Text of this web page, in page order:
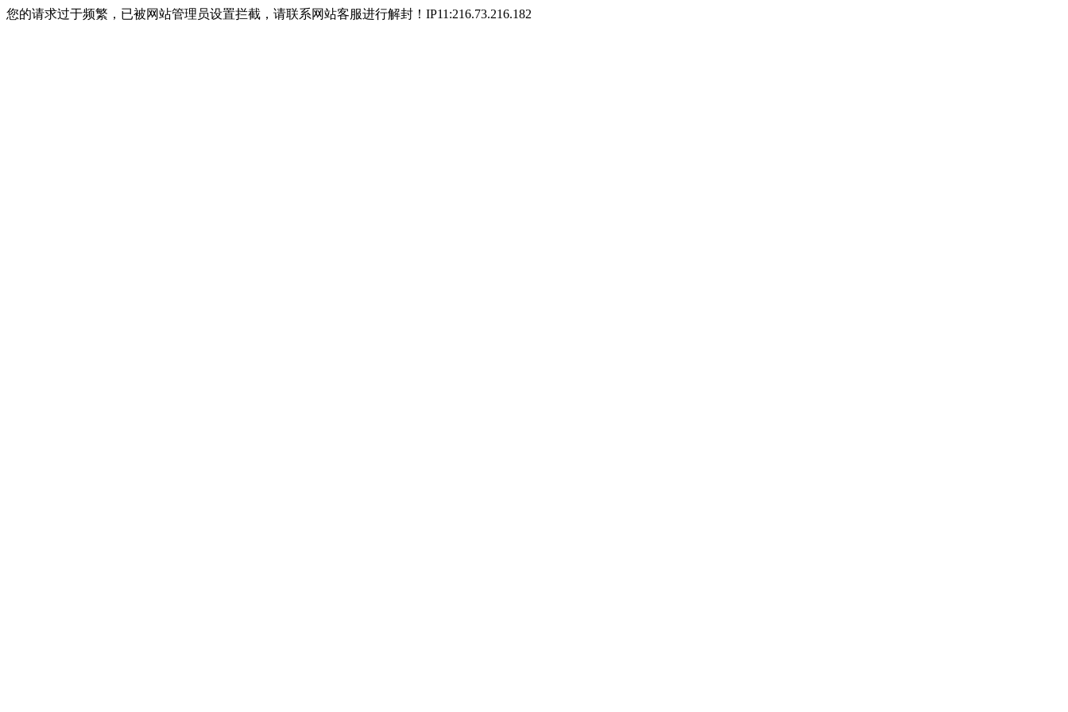
您的请求过于频繁，已被网站管理员设置拦截，请联系网站客服进行解封！IP11:216.73.216.182